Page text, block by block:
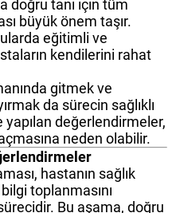
doğru tanı için tüm
büyük önem taşır.
eğitimli ve
kendilerini rahat
gitmek ve
da sürecin sağlıklı
değerlendirmeler,
neden olabilir.
hastanın sağlık
toplanmasını
Bu aşama, doğru